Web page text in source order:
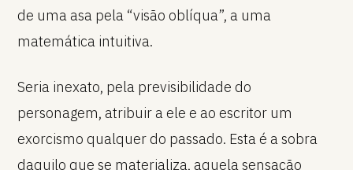
de uma asa pela “visão oblíqua”, a uma
matemática intuitiva.
Seria inexato, pela previsibilidade do
personagem, atribuir a ele e ao escritor um
exorcismo qualquer do passado. Esta é a sobra
daquilo que se materializa, aquela sensação